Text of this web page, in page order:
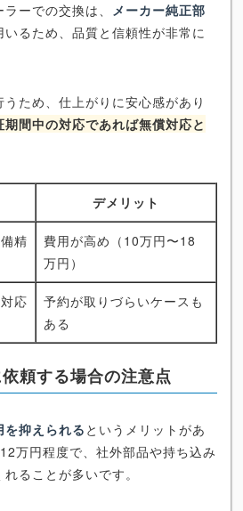
ーでの交換は、 メーカー純正部
いるため、品質と信頼性が非常に
ため、仕上がりに安心感があり
間中の対応であれば無償対応と
デメリット
精
費用が高め（10万円〜18
万円）
応
予約が取りづらいケースも
ある
頼する場合の注意点
を抑えられる というメリットがあ
万円程度で、社外部品や持ち込み
ることが多いです。